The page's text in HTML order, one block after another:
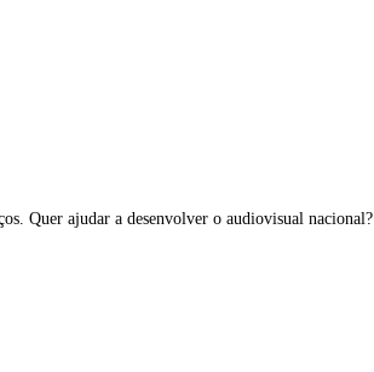
Quer ajudar a desenvolver o audiovisual nacional?